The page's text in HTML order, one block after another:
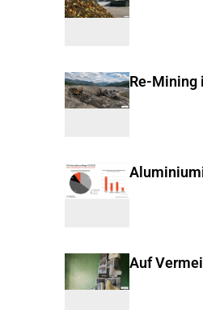
Re-Mining
Auf